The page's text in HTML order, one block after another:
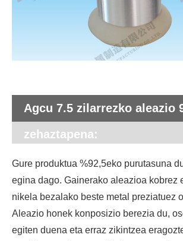
Agcu 7.5 zilarrezko aleazio
zehaztapena:
Gure produktua %92,5eko purutasuna
egina dago. Gainerako aleazioa kobrez
nikela bezalako beste metal preziatuez
Aleazio honek konposizio berezia du,
egiten duena eta erraz zikintzea